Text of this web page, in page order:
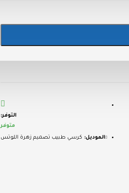
التوفر:
متوفر
الموديل: كرسي طبيب تصميم زهرة اللوتس